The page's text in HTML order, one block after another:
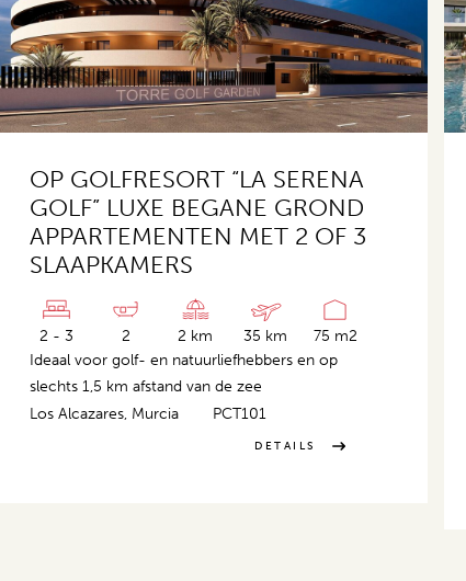
OP GOLFRESORT “LA SERENA
GOLF” LUXE BEGANE GROND
APPARTEMENTEN MET 2 OF 3
SLAAPKAMERS
2 - 3 2 2 km 35 km
75 m2
Ideaal voor golf- en natuurliefhebbers en op
slechts 1,5 km afstand van de zee
Los Alcazares, Murcia
PCT101
DETAILS